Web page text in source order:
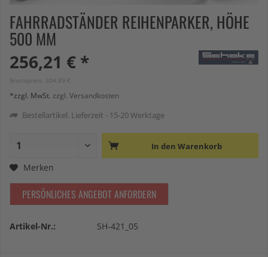
FAHRRADSTÄNDER REIHENPARKER, HÖHE
500 MM
256,21 € *
Bruttopreis: 304,89 €
*zzgl. MwSt. zzgl. Versandkosten
Bestellartikel. Lieferzeit - 15-20 Werktage
In den Warenkorb
Merken
PERSÖNLICHES ANGEBOT ANFORDERN
Artikel-Nr.: SH-421_05